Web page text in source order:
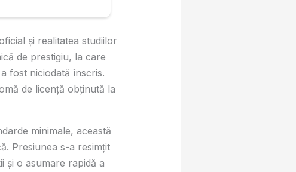
și realitatea studiilor
de prestigiu, la care
fost niciodată înscris.
de licență obținută la
minimale, această
Presiunea s-a resimțit
și o asumare rapidă a